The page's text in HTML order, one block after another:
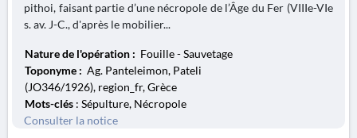
pithoi, faisant partie d’une nécropole de l’Âge du Fer (VIIIe-VIe
s. av. J-C., d'après le mobilier...
Nature de l'opération : Fouille - Sauvetage
Toponyme : Ag. Panteleimon, Pateli
(JO346/1926), region_fr, Grèce
Mots-clés : Sépulture, Nécropole
Consulter la notice